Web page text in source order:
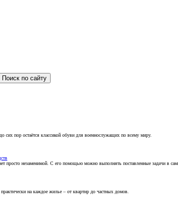
пор остаётся классикой обуви для военнослужащих по всему миру.
просто незаменимой. С его помощью можно выполнять поставленные задачи в
на каждое жилье – от квартир до частных домов.